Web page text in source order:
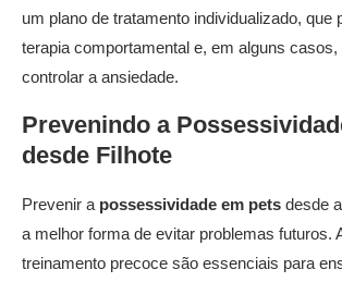
um plano de tratamento individualizado, que
terapia comportamental e, em alguns
controlar a ansiedade.
Prevenindo a
desde Filhote
Prevenir a possessividade em pets desde
a melhor forma de evitar problemas futuros.
treinamento precoce são essenciais para